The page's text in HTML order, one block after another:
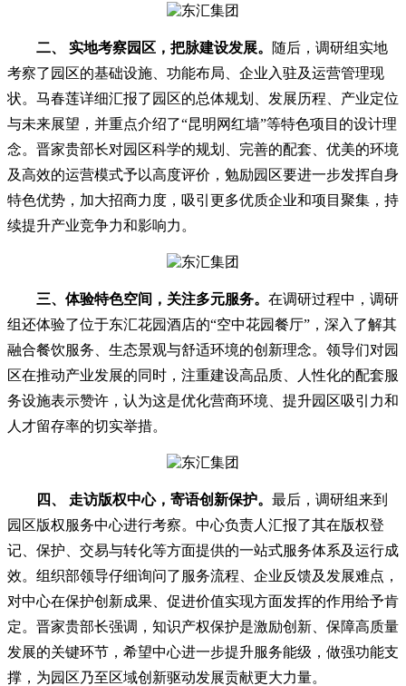
二、 实地考察园区，把脉建设发展。
随后，调研组实地
考察了园区的基础设施、功能布局、企业入驻及运营管理现
状。马春莲详细汇报了园区的总体规划、发展历程、产业定位
与未来展望，并重点介绍了“昆明网红墙”等特色项目的设计理
念。晋家贵部长对园区科学的规划、完善的配套、优美的环境
及高效的运营模式予以高度评价，勉励园区要进一步发挥自身
特色优势，加大招商力度，吸引更多优质企业和项目聚集，持
续提升产业竞争力和影响力。
三、体验特色空间，关注多元服务。 在调研过程中，调研
组还体验了位于东汇花园酒店的“空中花园餐厅”，深入了解其
融合餐饮服务、生态景观与舒适环境的创新理念。领导们对园
区在推动产业发展的同时，注重建设高品质、人性化的配套服
务设施表示赞许，认为这是优化营商环境、提升园区吸引力和
人才留存率的切实举措。
四、 走访版权中心，寄语创新保护。 最后，调研组来到
园区版权服务中心进行考察。中心负责人汇报了其在版权登
记、保护、交易与转化等方面提供的一站式服务体系及运行成
效。组织部领导仔细询问了服务流程、企业反馈及发展难点，
对中心在保护创新成果、促进价值实现方面发挥的作用给予肯
定。晋家贵部长强调，知识产权保护是激励创新、保障高质量
发展的关键环节，希望中心进一步提升服务能级，做强功能支
撑，为园区乃至区域创新驱动发展贡献更大力量。